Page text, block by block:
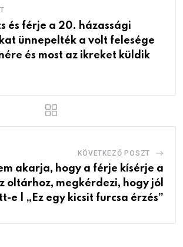
és férje a 20. házassági
ünnepelték a volt felesége
és most az ikreket küldik
KÖVETKEZŐ POSZT
akarja, hogy a férje kísérje a
oltárhoz, megkérdezi, hogy jól
e | „Ez egy kicsit furcsa érzés”